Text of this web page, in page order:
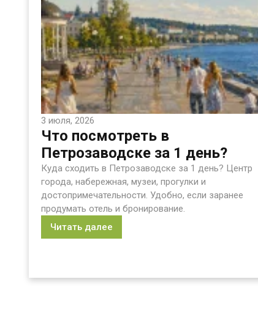
3 июля, 2026
Что посмотреть в
Петрозаводске за 1 день?
Куда сходить в Петрозаводске за 1 день? Центр
города, набережная, музеи, прогулки и
достопримечательности. Удобно, если заранее
продумать отель и бронирование.
Читать далее